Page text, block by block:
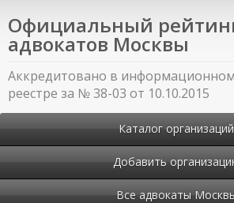
Официальный
адвокатов Москвы
Аккредитовано в информационном
реестре за № 38-03 от 10.10.2015
Каталог организаций
Добавить
Все адвокаты